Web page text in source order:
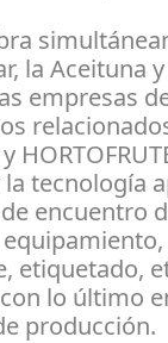
la Aceituna
empresas
tecnología
encuentro
etiquetado,
lo último
producción.